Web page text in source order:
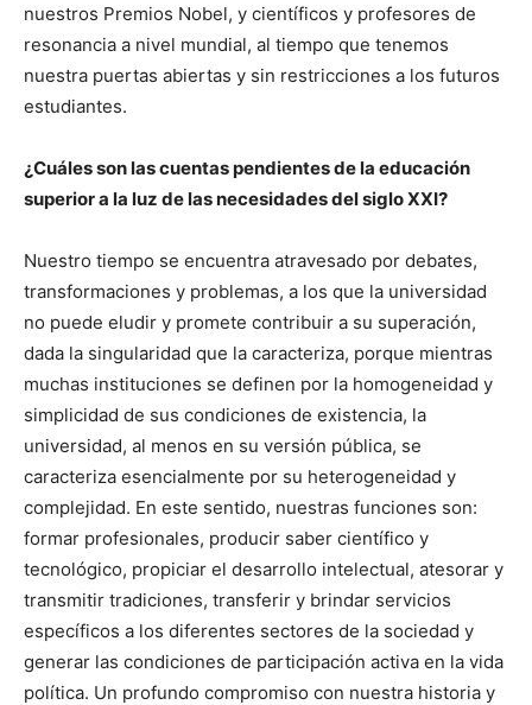
nuestros Premios Nobel, y científicos y profesores de
resonancia a nivel mundial, al tiempo que tenemos
nuestra puertas abiertas y sin restricciones a los futuros
estudiantes.
¿Cuáles son las cuentas pendientes de la educación
superior a la luz de las necesidades del siglo XXI?
Nuestro tiempo se encuentra atravesado por debates,
transformaciones y problemas, a los que la universidad
no puede eludir y promete contribuir a su superación,
dada la singularidad que la caracteriza, porque mientras
muchas instituciones se definen por la homogeneidad y
simplicidad de sus condiciones de existencia, la
universidad, al menos en su versión pública, se
caracteriza esencialmente por su heterogeneidad y
complejidad. En este sentido, nuestras funciones son:
formar profesionales, producir saber científico y
tecnológico, propiciar el desarrollo intelectual, atesorar y
transmitir tradiciones, transferir y brindar servicios
específicos a los diferentes sectores de la sociedad y
generar las condiciones de participación activa en la vida
política. Un profundo compromiso con nuestra historia y